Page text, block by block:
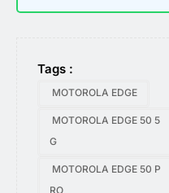
Tags :
MOTOROLA EDGE
MOTOROLA EDGE 50 5
G
MOTOROLA EDGE 50 P
RO